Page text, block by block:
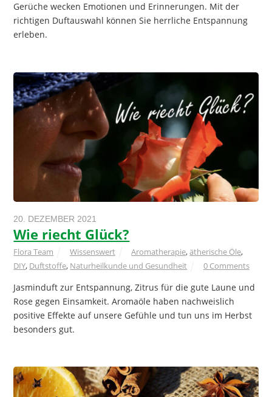
Gerüche wecken Emotionen und Erinnerungen. Mit der
richtigen Duftauswahl können Sie herrliche Entspannung
erleben.
20. DEZEMBER 2021
Wie riecht Glück?
Flora Team Wissenswert Aromatherapie,ätherische Öle,
DIY, Duftstoffe, Naturheilkunde und Gesundheit 0 Comments
Jasminduft zur Entspannung, Zitrus für die gute Laune und
Rose gegen Einsamkeit. Aromaöle haben nachweislich
positive Effekte auf unsere Gefühle und tun uns im Herbst
besonders gut.